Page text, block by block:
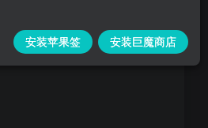
安装苹果签 安装巨魔商店